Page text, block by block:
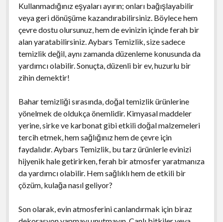
Kullanmadığınız eşyaları ayırın; onları bağışlayabilir
veya geri dönüşüme kazandırabilirsiniz. Böylece hem
çevre dostu olursunuz, hem de evinizin içinde ferah bir
alan yaratabilirsiniz. Aybars Temizlik, size sadece
temizlik değil, aynı zamanda düzenleme konusunda da
yardımcı olabilir. Sonuçta, düzenli bir ev, huzurlu bir
zihin demektir!
Bahar temizliği sırasında, doğal temizlik ürünlerine
yönelmek de oldukça önemlidir. Kimyasal maddeler
yerine, sirke ve karbonat gibi etkili doğal malzemeleri
tercih etmek, hem sağlığınız hem de çevre için
faydalıdır. Aybars Temizlik, bu tarz ürünlerle evinizi
hijyenik hale getirirken, ferah bir atmosfer yaratmanıza
da yardımcı olabilir. Hem sağlıklı hem de etkili bir
çözüm, kulağa nasıl geliyor?
Son olarak, evin atmosferini canlandırmak için biraz